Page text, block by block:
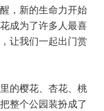
，新的生命力开始
成为了许多人最喜
让我们一起出门赏
的樱花、杏花、桃
整个公园装扮成了